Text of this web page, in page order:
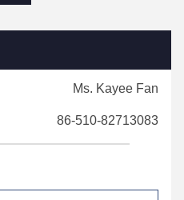
Ms. Kayee Fan
86-510-82713083